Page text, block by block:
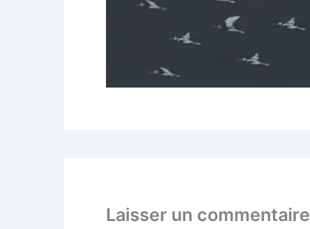
Laisser un commentaire